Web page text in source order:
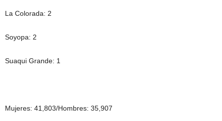
La Colorada: 2
Soyopa: 2
Suaqui Grande: 1
Mujeres: 41,803/Hombres: 35,907